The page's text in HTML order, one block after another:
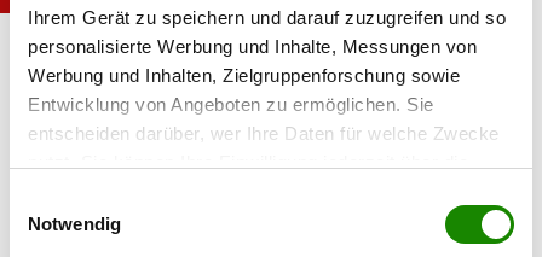
Ihrem Gerät zu speichern und darauf zuzugreifen und so
personalisierte Werbung und Inhalte, Messungen von
Werbung und Inhalten, Zielgruppenforschung sowie
Entwicklung von Angeboten zu ermöglichen. Sie
entscheiden darüber, wer Ihre Daten für welche Zwecke
Trigger Symbol ändern oder widerrufen
Notwendig
Vacchiano
Ackergill Tower & Keiss Harbour
Crown” der kolossale Ackergill Tower in der Grafschaft
Caithness im Nordosten des Landes zum Einsatz. Als zweiter